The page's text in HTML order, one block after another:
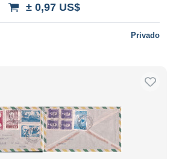
± 0,97 US$
Privado